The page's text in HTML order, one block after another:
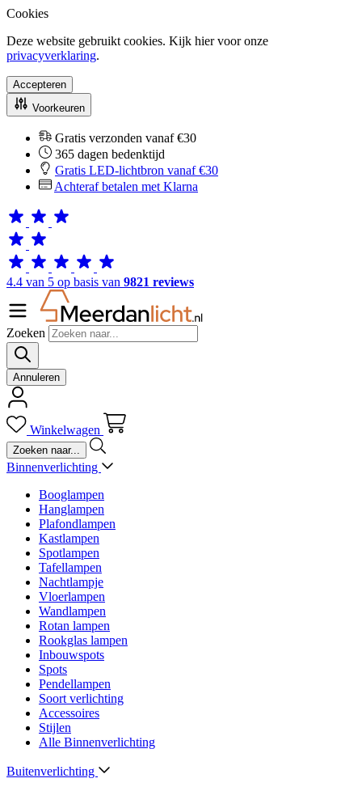
Cookies
Deze website gebruikt cookies. Kijk hier voor onze
privacyverklaring.
Accepteren
Voorkeuren
Gratis verzonden vanaf €30
365 dagen bedenktijd
Gratis LED-lichtbron vanaf €30
Achteraf betalen met Klarna
4.4 van 5 op basis van 9821 reviews
Zoeken
Annuleren
Winkelwagen
Binnenverlichting
Booglampen
Hanglampen
Plafondlampen
Kastlampen
Spotlampen
Tafellampen
Nachtlampje
Vloerlampen
Wandlampen
Rotan lampen
Rookglas lampen
Inbouwspots
Spots
Pendellampen
Soort verlichting
Accessoires
Stijlen
Alle Binnenverlichting
Buitenverlichting